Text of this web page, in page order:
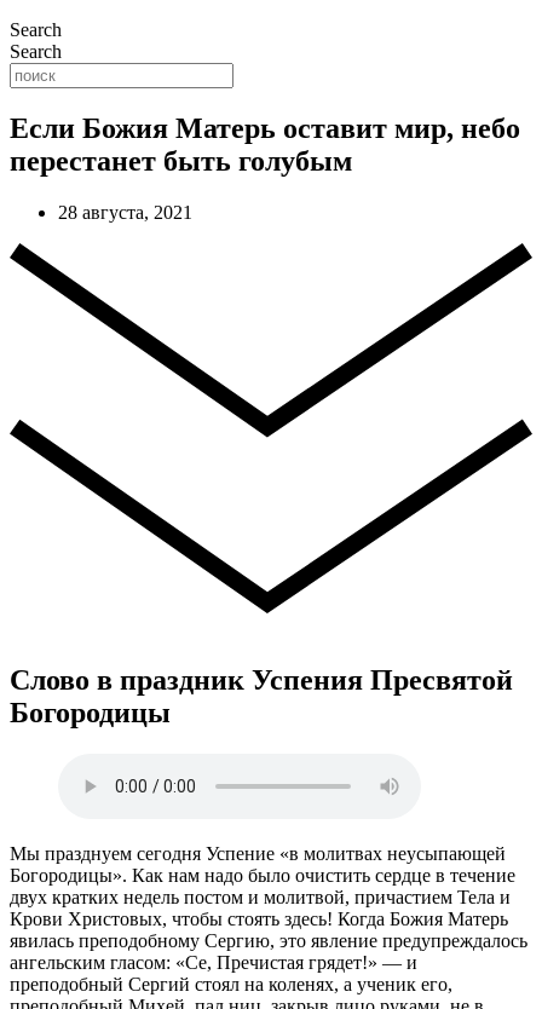
Search
Search
Если Божия Матерь оставит мир, небо
перестанет быть голубым
28 августа, 2021
Слово в праздник Успения Пресвятой
Богородицы
Мы празднуем сегодня Успение «в молитвах неусыпающей
Богородицы». Как нам надо было очистить сердце в течение
двух кратких недель постом и молитвой, причастием Тела и
Крови Христовых, чтобы стоять здесь! Когда Божия Матерь
явилась преподобному Сергию, это явление предупреждалось
ангельским гласом: «Се, Пречистая грядет!» — и
преподобный Сергий стоял на коленях, а ученик его,